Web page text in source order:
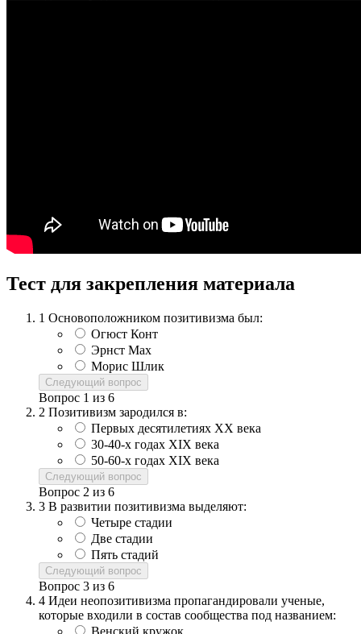
Тест для закрепления материала
1 Основоположником позитивизма был:
Огюст Конт
Эрнст Мах
Морис Шлик
Следующий вопрос
Вопрос 1 из 6
2 Позитивизм зародился в:
Первых десятилетиях ХХ века
30-40-х годах XIX века
50-60-х годах XIX века
Следующий вопрос
Вопрос 2 из 6
3 В развитии позитивизма выделяют:
Четыре стадии
Две стадии
Пять стадий
Следующий вопрос
Вопрос 3 из 6
4 Идеи неопозитивизма пропагандировали ученые,
которые входили в состав сообщества под названием:
Венский кружок